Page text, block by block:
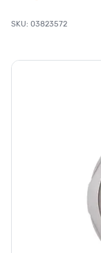
SKU: 03823572